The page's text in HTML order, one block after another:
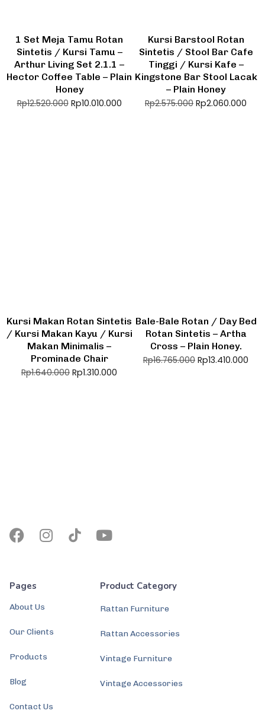
1 Set Meja Tamu Rotan
Sintetis / Kursi Tamu –
Arthur Living Set 2.1.1 –
Hector Coffee Table – Plain
Honey
Rp12.520.000 Rp10.010.000
Kursi Barstool Rotan
Sintetis / Stool Bar Cafe
Tinggi / Kursi Kafe –
Kingstone Bar Stool Lacak
– Plain Honey
Rp2.575.000 Rp2.060.000
Kursi Makan Rotan Sintetis
/ Kursi Makan Kayu / Kursi
Makan Minimalis –
Prominade Chair
Rp1.640.000 Rp1.310.000
Bale-Bale Rotan / Day Bed
Rotan Sintetis – Artha
Cross – Plain Honey.
Rp16.765.000 Rp13.410.000
Pages
About Us
Our Clients
Products
Blog
Contact Us
Product Category
Rattan Furniture
Rattan Accessories
Vintage Furniture
Vintage Accessories